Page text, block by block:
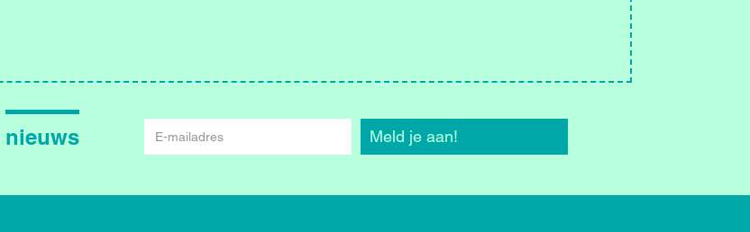
nieuws
mailadres
Meld je aan!